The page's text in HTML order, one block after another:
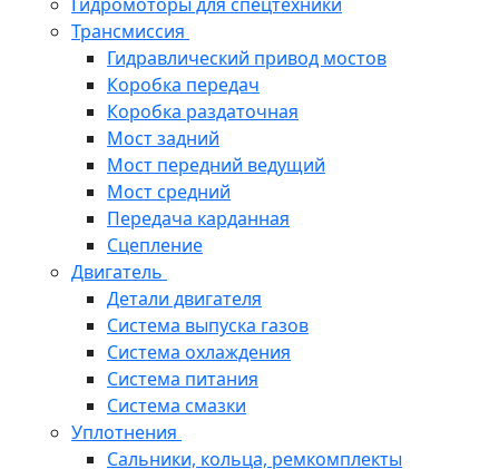
Трансмиссия
Гидравлический привод мостов
Коробка передач
Коробка раздаточная
Мост задний
Мост передний ведущий
Мост средний
Передача карданная
Сцепление
Двигатель
Детали двигателя
Система выпуска газов
Система охлаждения
Система питания
Система смазки
Уплотнения
Сальники, кольца, ремкомплекты